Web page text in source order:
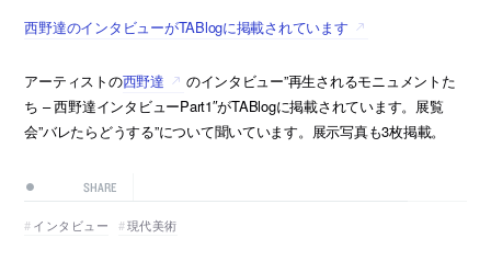
西野達のインタビューがTABlogに掲載されています
アーティストの西野達
のインタビュー”再生されるモニュメントた
ち – 西野達インタビューPart1″がTABlogに掲載されています。展覧
会”バレたらどうする”について聞いています。展示写真も3枚掲載。
SHARE
インタビュー 現代美術